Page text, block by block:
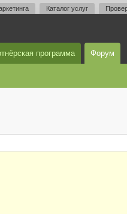
Каталог услуг
программа Форум